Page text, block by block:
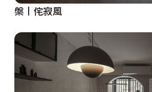
槃丨侘寂風